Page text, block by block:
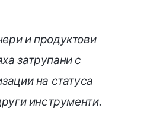
и продуктови
затрупани с
на статуса
инструменти.